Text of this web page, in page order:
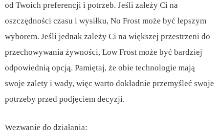
od Twoich preferencji i potrzeb. Jeśli zależy Ci na
oszczędności czasu i wysiłku, No Frost może być lepszym
wyborem. Jeśli jednak zależy Ci na większej przestrzeni do
przechowywania żywności, Low Frost może być bardziej
odpowiednią opcją. Pamiętaj, że obie technologie mają
swoje zalety i wady, więc warto dokładnie przemyśleć swoje
potrzeby przed podjęciem decyzji.
Wezwanie do działania: